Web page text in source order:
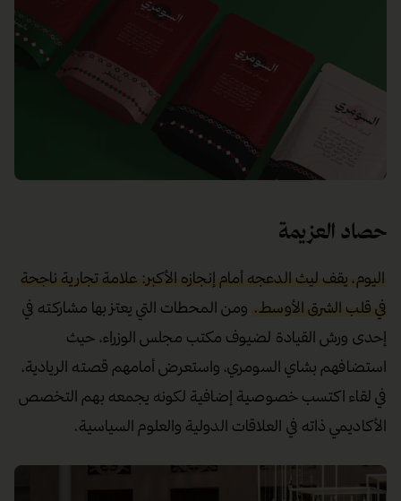
حصاد العزيمة
اليوم، يقف ليث الدعجه أمام إنجازه الأكبر: علامة تجارية ناجحة
في قلب الشرق الأوسط. ومن المحطات التي يعتز بها مشاركته في
إحدى ورش القيادة لضيوف مكتب مجلس الوزراء، حيث
استضافهم بشاي السومري، واستعرض أمامهم قصته الريادية،
في لقاء اكتسب خصوصية إضافية لكونه يجمعه بهم التخصص
الأكاديمي ذاته في العلاقات الدولية والعلوم السياسية.